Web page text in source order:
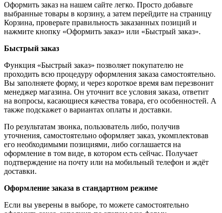
Оформить заказ на нашем сайте легко. Просто добавьте
выбранные товары в корзину, а затем перейдите на страницу
Корзина, проверьте правильность заказанных позиций и
нажмите кнопку «Оформить заказ» или «Быстрый заказ».
Быстрый заказ
Функция «Быстрый заказ» позволяет покупателю не
проходить всю процедуру оформления заказа самостоятельно.
Вы заполняете форму, и через короткое время вам перезвонит
менеджер магазина. Он уточнит все условия заказа, ответит
на вопросы, касающиеся качества товара, его особенностей. А
также подскажет о вариантах оплаты и доставки.
По результатам звонка, пользователь либо, получив
уточнения, самостоятельно оформляет заказ, укомплектовав
его необходимыми позициями, либо соглашается на
оформление в том виде, в котором есть сейчас. Получает
подтверждение на почту или на мобильный телефон и ждёт
доставки.
Оформление заказа в стандартном режиме
Если вы уверены в выборе, то можете самостоятельно